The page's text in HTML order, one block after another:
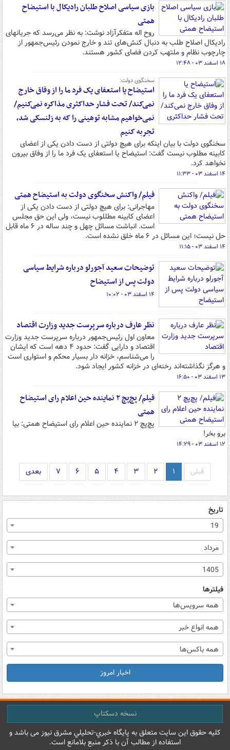
بازی سیاسی اصلاح طلبان رادیکال با استیضاح
همتی
روح اله متفکرآزاد نوشت: به نظر می‌رسد که جریانهای
رادیکال اصلاح طلب به دنبال کنش‌های تند و خارج نمودن رئیس‌جمهور از
چارچوب نظام و ملتهب کردن فضای کشور هستند.
۱۸ اسفند ۰۳ - ۱۲:۴۸
سخنگوی دولت:
استیضاح یا استعفای یک فرد ما را از وفاق خارج
نمی‌کند/ تحت فشار حداکثری مذاکره نمی‌کنیم/
نمی‌خواهیم مشابه توهینی را که به زلنسکی شد،
تجربه کنیم
سخنگوی دولت با بیان اینکه برای هیچ دولتی از دست‌ دادن یکی از اعضای
کابینه مطلوب‌ نیست گفت: استیضاح یا استعفای یک فرد ما را از وفاق بیرون
نخواهد کرد.
۱۴ اسفند ۰۳ - ۱۱:۳۳
فیلم/ واکنش سخنگوی دولت به استیضاح همتی
مهاجرانی: برای هیچ دولتی از دست دادن یکی از
اعضای کابینه مطللوب نیست، ولی این حق مجلس
است. انباشت مسائل چهل و چند ساله در ۶ ماه قابل
حل نیست؛ این مسائل در ۶ ماه خلق نشده است.
۱۴ اسفند ۰۳ - ۱۱:۱۵
توضیحات سعید آجورلو درباره شرایط سیاسی
دولت پس از استیضاح
۱۴ اسفند ۰۳ - ۱۰:۰۲
نظر عارف درباره سرپرست جدید وزارت اقتصاد
معاون اول رئیس‌جمهور درباره سرپرست جدید وزارت
اقتصاد و دارایی گفت: حدود ۴ دهه است که ایشان
را می‌شناسم، خزانه دار بسیار محکم و استواری است
و هرگز نگذاشته‌اند رخنه‌ای در خزانه کشور ایجاد شود.
۱۳ اسفند ۰۳ - ۱۶:۵۰
فیلم/ پچ‌پچ ۲ نماینده حین اعلام رای استیضاح
همتی
پچ‌پچ ۲ نماینده حین اعلام رای استیضاح همتی: بیا
برو بخر!
۱۲ اسفند ۰۳ - ۱۴:۲۹
قبلی ۱ ۲ ۳ ۴ ۵ ۶ ۷ بعدی
تاریخ
19
مرداد
1405
فیلترها
همه سرویس‌ها
همه انواع خبر
همه باکس‌ها
اخبار امروز
نسخه دسکتاپ
کليه حقوق اين سايت متعلق به پایگاه خبري-تحليلي مشرق نيوز می باشد و
استفاده از مطالب آن با ذکر منبع بلامانع است.